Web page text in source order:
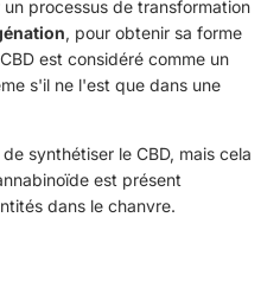
un processus de transformation
, pour obtenir sa forme
est considéré comme un
s'il ne l'est que dans une
synthétiser le CBD, mais cela
est présent
dans le chanvre.